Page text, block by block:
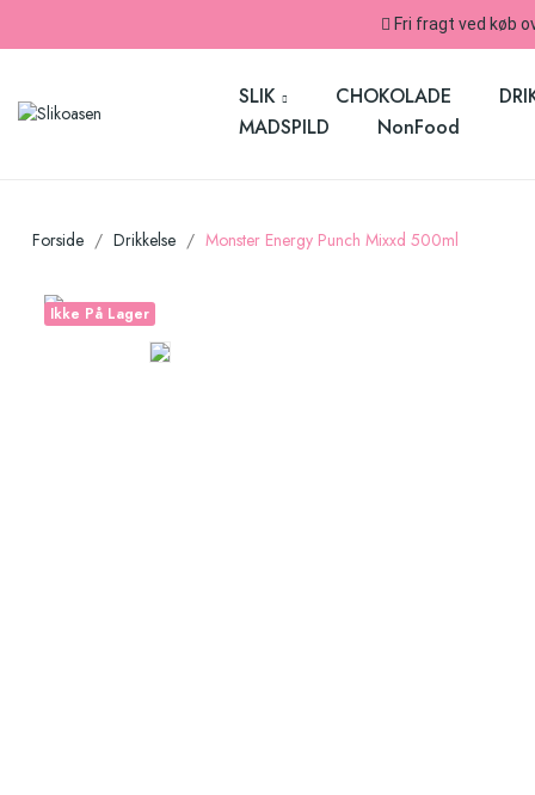
Fri fragt ved køb
SLIK CHOKOLADE
MADSPILD
NonFood
Forside Drikkelse Monster Energy Punch Mixxd 500ml
Ikke På Lager